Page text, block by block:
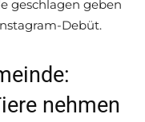
geschlagen geben
Debüt.
nehmen